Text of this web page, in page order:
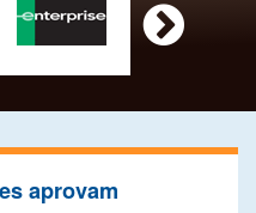

aprovam